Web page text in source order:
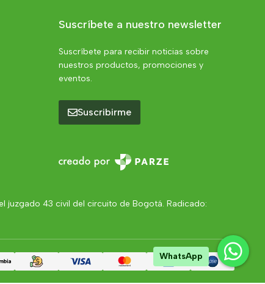
Suscríbete a nuestro newsletter
Suscríbete para recibir noticias sobre
nuestros productos, promociones y
eventos.
Suscribirme
juzgado 43 civil del circuito de Bogotá. Radicado:
WhatsApp